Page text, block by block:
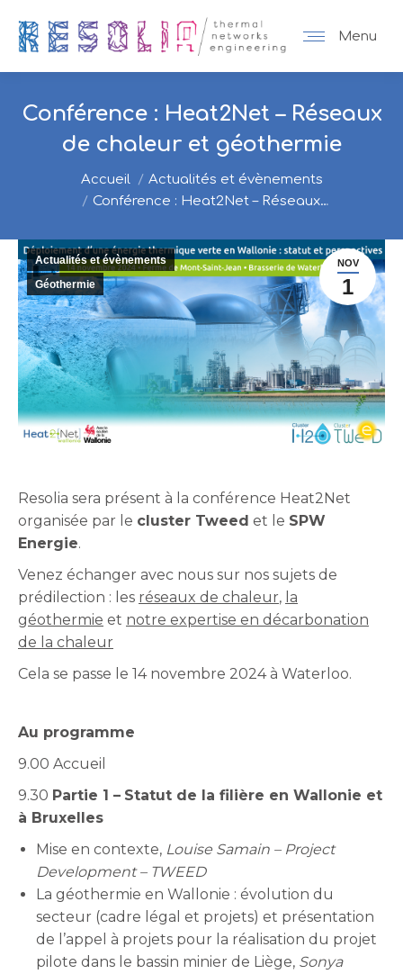
Menu
Conférence : Heat2Net – Réseaux
de chaleur et géothermie
Vous êtes ici :Accueil
Actualités et évènements
Conférence : Heat2Net – Réseaux…
NOV
1
Actualités et évènements
Géothermie
Resolia sera présent à la conférence Heat2Net
organisée par le cluster Tweed et le SPW
Energie.
Venez échanger avec nous sur nos sujets de
prédilection : les réseaux de chaleur, la
géothermie et notre expertise en décarbonation
de la chaleur
Cela se passe le 14 novembre 2024 à Waterloo.
Au programme
9.00 Accueil
9.30 Partie 1 – Statut de la filière en Wallonie et
à Bruxelles
Mise en contexte, Louise Samain – Project
Development – TWEED
La géothermie en Wallonie : évolution du
secteur (cadre légal et projets) et présentation
de l’appel à projets pour la réalisation du projet
pilote dans le bassin minier de Liège, Sonya